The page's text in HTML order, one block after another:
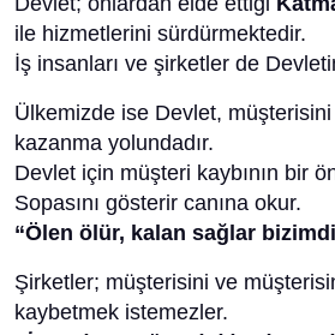
ile hizmetlerini sürdürmektedir.
İş insanları ve şirketler de
Ülkemizde ise Devlet,
kazanma yolundadır.
Devlet için müşteri kaybının bir
Sopasını gösterir canına okur.
“Ölen ölür, kalan sağlar
Şirketler; müşterisini ve
kaybetmek istemezler.